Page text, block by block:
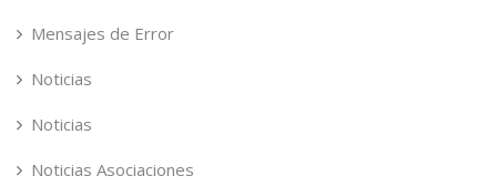
Mensajes de Error
Noticias
Noticias
Noticias Asociaciones